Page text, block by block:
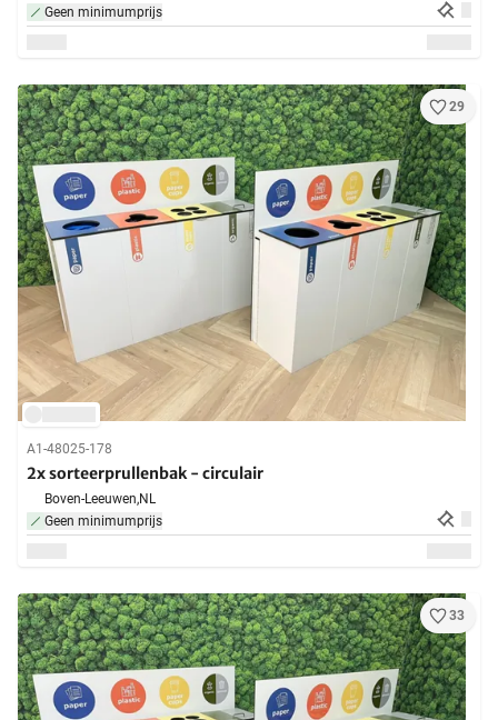
Geen minimumprijs
29
A1-48025-178
2x sorteerprullenbak - circulair
Boven-Leeuwen,NL
Geen minimumprijs
33